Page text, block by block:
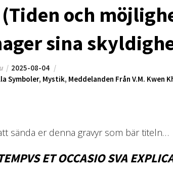
och
sina
2025-08-04
Symboler, Mystik, Meddelanden Från V.M. Kwen
sända er denna gravyr som bär titeln…
ET OCCASIO SVA